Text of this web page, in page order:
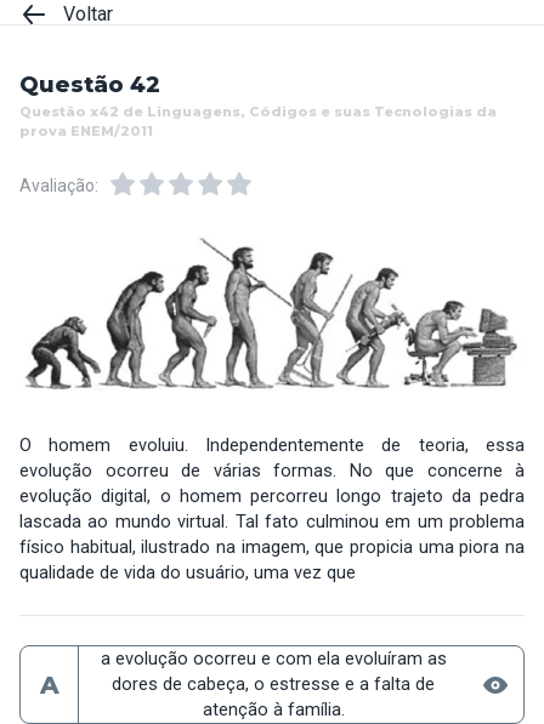
Voltar
Questão 42
Questão x42 de Linguagens, Códigos e suas Tecnologias da
prova ENEM/2011
Avaliação:
O homem evoluiu. Independentemente de teoria, essa
evolução ocorreu de várias formas. No que concerne à
evolução digital, o homem percorreu longo trajeto da pedra
lascada ao mundo virtual. Tal fato culminou em um problema
físico habitual, ilustrado na imagem, que propicia uma piora na
qualidade de vida do usuário, uma vez que
A
a evolução ocorreu e com ela evoluíram as
dores de cabeça, o estresse e a falta de
atenção à família.